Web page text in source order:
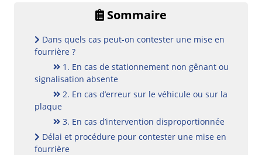
Sommaire
Dans quels cas peut-on contester une mise en
fourrière ?
1. En cas de stationnement non gênant ou
signalisation absente
2. En cas d’erreur sur le véhicule ou sur la
plaque
3. En cas d’intervention disproportionnée
Délai et procédure pour contester une mise en
fourrière